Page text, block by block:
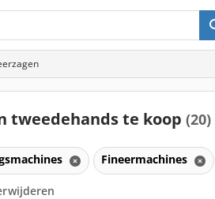
tweedehands te koop (20)
Fineermachines